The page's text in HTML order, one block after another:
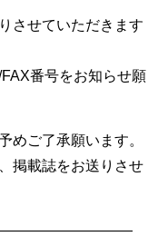
させていただきます
番号をお知らせ願
めご了承願います。
掲載誌をお送りさせ